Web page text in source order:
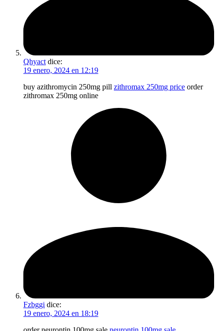
Qhyact dice:
19 enero, 2024 en 12:19
buy azithromycin 250mg pill zithromax 250mg price order
zithromax 250mg online
Fzbggi dice:
19 enero, 2024 en 18:19